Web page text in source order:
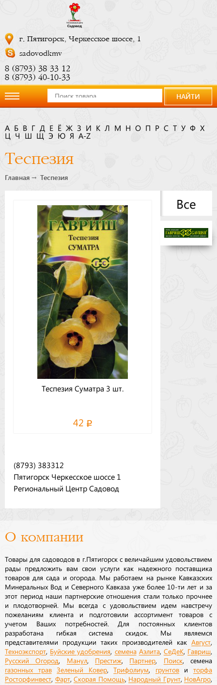
г. Пятигорск, Черкесское шоссе, 1
sadovodkmv
8 (8793) 38 33 12
8 (8793) 40-10-33
компании
Новости
сейчас
Бренды
Доставка
Оптовикам
НАЙТИ
А Б В Г Д Е Ё Ж З И К Л М Н О П Р С Т У Ф
Х
Ч Э Ю Я A-Z
Теспезия
Главная Теспезия
Теспезия Суматра 3 шт.
42
(8793) 383312
Пятигорск Черкесское шоссе 1
Региональный Центр Садовод
Все
О компании
Товары для садоводов в г.Пятигорск с величайшим удовольствием
рады предложить вам свои услуги как надежного поставщика
товаров для сада и огорода. Мы работаем на рынке Кавказских
Минеральных Вод и Северного Кавказа уже более 10-ти лет и за
этот период наши партнерские отношения стали только прочнее
и плодотворней. Мы всегда с удовольствием идем навстречу
пожеланиям клиента и подготовили ассортимент товаров с
учетом Ваших потребностей. Для постоянных клиентов
разработана гибкая система скидок. Мы являемся
представителями продукции таких производителей как Август
Техноэкспорт Буйские удобрения семена Аэлита, СеДеК Гавриш
Русский Огород Манул, Престиж Партнер Поиск, семена
газонных трав Зеленый Ковер,Трифолиум грунтовиторфа
Росторфинвест Фарт, Скорая Помощь Народный Грунт, НовАгро